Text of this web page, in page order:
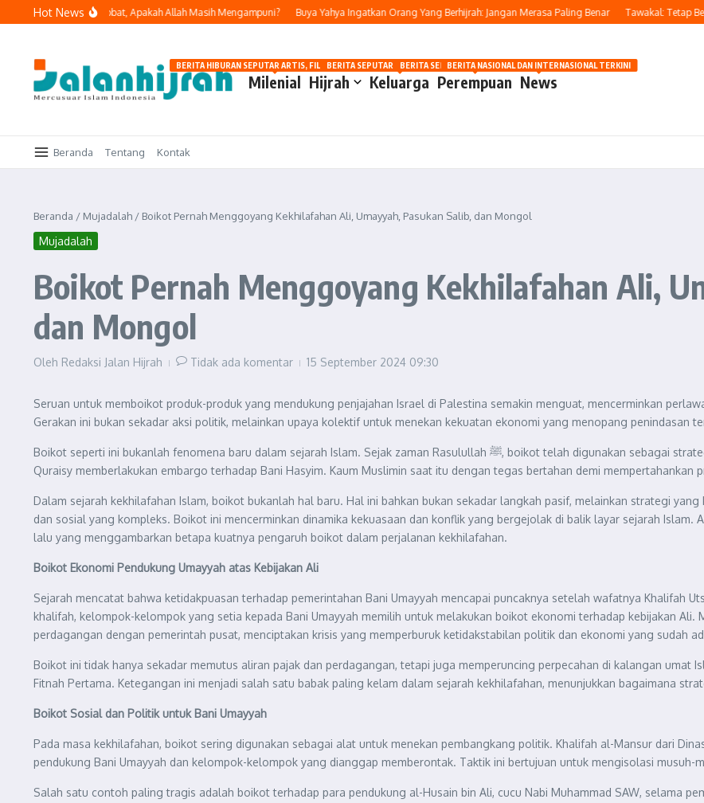
Lewati ke konten
Hot News
Dosa dan Bertobat, Apakah Allah Masih Mengampuni? Buya Yahya Ingatkan Orang Yang Berhijrah: Jangan Merasa Paling Benar Tawakal: Tetap
Milenial
BERITA HIBURAN SEPUTAR ARTIS, FILM, DAN GOSIP
Hijrah Keluarga
BERITA SEPUTAR OTOMOTIF HARI INI
Perempuan
BERITA SEPUTAR KECANTIKAN WANITA
News
BERITA NASIONAL DAN INTERNASIONAL TERKINI
Beranda Tentang Kontak
Beranda / Mujadalah / Boikot Pernah Menggoyang Kekhilafahan Ali, Umayyah, Pasukan Salib, dan Mongol
Mujadalah
Boikot Pernah Menggoyang Kekhilafahan Ali,
dan Mongol
Oleh Redaksi Jalan Hijrah Tidak ada komentar 15 September 2024 09:30
Seruan untuk memboikot produk-produk yang mendukung penjajahan Israel di Palestina semakin menguat, mencerminkan
Gerakan ini bukan sekadar aksi politik, melainkan upaya kolektif untuk menekan kekuatan ekonomi yang menopang penindasan
Boikot seperti ini bukanlah fenomena baru dalam sejarah Islam. Sejak zaman Rasulullah ﷺ, boikot telah digunakan sebagai strategi melawan ketidakadilan, seperti yang terjadi ketika kaum
Quraisy memberlakukan embargo terhadap Bani Hasyim. Kaum Muslimin saat itu dengan tegas bertahan demi mempertahankan
Dalam sejarah kekhilafahan Islam, boikot bukanlah hal baru. Hal ini bahkan bukan sekadar langkah pasif, melainkan strategi
dan sosial yang kompleks. Boikot ini mencerminkan dinamika kekuasaan dan konflik yang bergejolak di balik layar sejarah
lalu yang menggambarkan betapa kuatnya pengaruh boikot dalam perjalanan kekhilafahan.
Boikot Ekonomi Pendukung Umayyah atas Kebijakan Ali
Sejarah mencatat bahwa ketidakpuasan terhadap pemerintahan Bani Umayyah mencapai puncaknya setelah wafatnya Khalifah
khalifah, kelompok-kelompok yang setia kepada Bani Umayyah memilih untuk melakukan boikot ekonomi terhadap kebijakan Ali.
perdagangan dengan pemerintah pusat, menciptakan krisis yang memperburuk ketidakstabilan politik dan ekonomi yang sudah
Boikot ini tidak hanya sekadar memutus aliran pajak dan perdagangan, tetapi juga memperuncing perpecahan di kalangan umat
Fitnah Pertama. Ketegangan ini menjadi salah satu babak paling kelam dalam sejarah kekhilafahan, menunjukkan bagaimana
Boikot Sosial dan Politik untuk Bani Umayyah
Pada masa kekhilafahan, boikot sering digunakan sebagai alat untuk menekan pembangkang politik. Khalifah al-Mansur dari
pendukung Bani Umayyah dan kelompok-kelompok yang dianggap memberontak. Taktik ini bertujuan untuk mengisolasi musuh-
Salah satu contoh paling tragis adalah boikot terhadap para pendukung al-Husain bin Ali, cucu Nabi Muhammad SAW, selama